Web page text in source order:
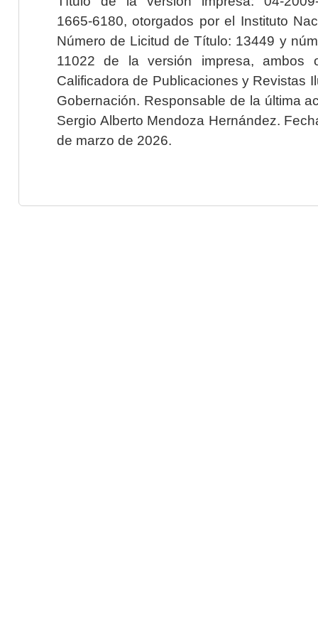
1665-6180, otorgados por el Instituto
Número de Licitud de Título: 13449 y
11022 de la versión impresa, ambos
Calificadora de Publicaciones y Revistas
Gobernación. Responsable de la última
Sergio Alberto Mendoza Hernández.
de marzo de 2026.